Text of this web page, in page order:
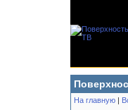
На главную |